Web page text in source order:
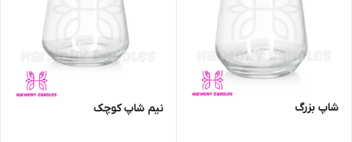
شاپ بزرگ نیم شاپ کوچک